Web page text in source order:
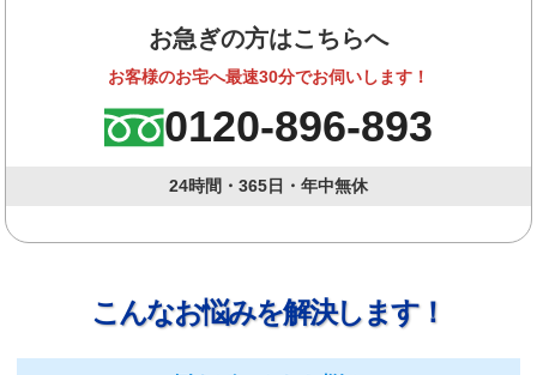
お急ぎの方はこちらへ
お客様のお宅へ最速30分でお伺いします！
0120-896-893
24時間・365日・年中無休
こんなお悩みを解決します！